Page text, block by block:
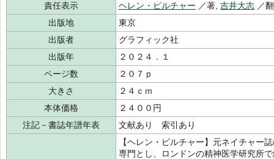
責任表示
ヘレン・ピルチャー ／著, 吉井大志 ／
出版地
東京
出版者
グラフィック社
出版年
２０２４．１
ページ数
２０７ｐ
大きさ
２４ｃｍ
本体価格
２４００円
注記－書誌年譜年表
文献あり 索引あり
【ヘレン・ピルチャー】元ネイチャー
専門とし、ロンドンの精神医学研究所